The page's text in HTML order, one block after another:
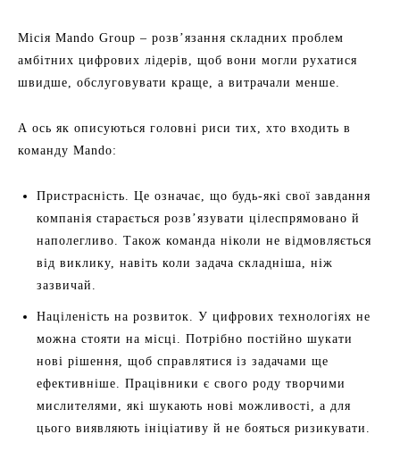
Місія Mando Group – розв’язання складних проблем
амбітних цифрових лідерів, щоб вони могли рухатися
швидше, обслуговувати краще, а витрачали менше.
А ось як описуються головні риси тих, хто входить в
команду Mando:
Пристрасність. Це означає, що будь-які свої завдання
компанія старається розв’язувати цілеспрямовано й
наполегливо. Також команда ніколи не відмовляється
від виклику, навіть коли задача складніша, ніж
зазвичай.
Націленість на розвиток. У цифрових технологіях не
можна стояти на місці. Потрібно постійно шукати
нові рішення, щоб справлятися із задачами ще
ефективніше. Працівники є свого роду творчими
мислителями, які шукають нові можливості, а для
цього виявляють ініціативу й не бояться ризикувати.